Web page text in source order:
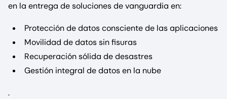
en la entrega de soluciones de vanguardia en:
Protección de datos consciente de las aplicaciones
Movilidad de datos sin fisuras
Recuperación sólida de desastres
Gestión integral de datos en la nube
.